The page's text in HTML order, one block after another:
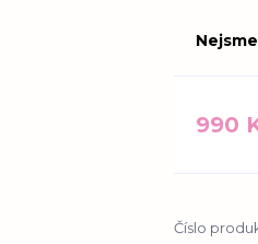
990
Číslo